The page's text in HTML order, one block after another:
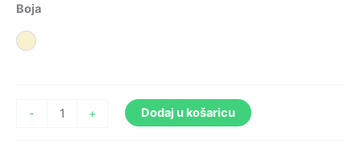
Boja
Prirodna
- + Dodaj u košaricu